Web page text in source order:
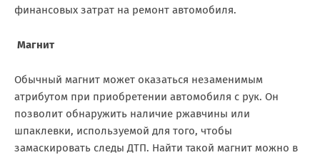
финансовых затрат на ремонт автомобиля.
Магнит
Обычный магнит может оказаться незаменимым
атрибутом при приобретении автомобиля с рук. Он
позволит обнаружить наличие ржавчины или
шпаклевки, используемой для того, чтобы
замаскировать следы ДТП. Найти такой магнит можно в